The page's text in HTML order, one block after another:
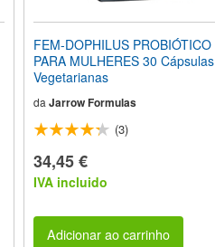
FEM-DOPHILUS PROBIÓTICO
PARA MULHERES 30 Cápsulas
Vegetarianas
da Jarrow Formulas
(3)
34,45 €
IVA incluido
Adicionar ao carrinho